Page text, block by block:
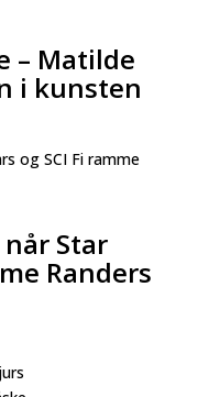
– Matilde
i kunsten
Star
Randers